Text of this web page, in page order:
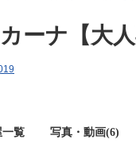
ナ【大人
一覧 写真・動画(6)